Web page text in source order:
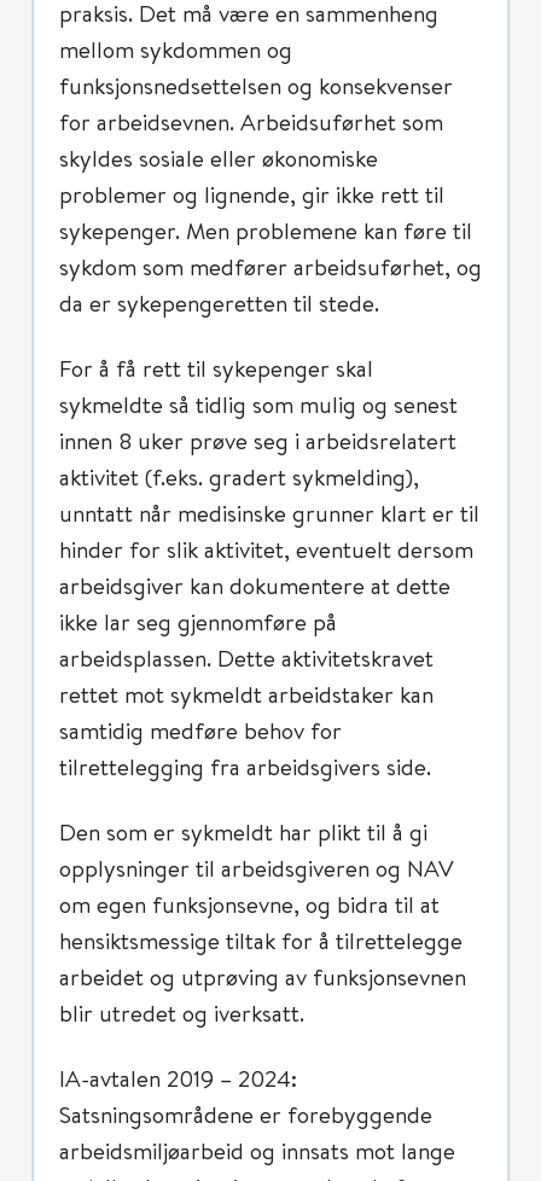
praksis. Det må være en sammenheng
mellom sykdommen og
funksjonsnedsettelsen og konsekvenser
for arbeidsevnen. Arbeidsuførhet som
skyldes sosiale eller økonomiske
problemer og lignende, gir ikke rett til
sykepenger. Men problemene kan føre til
sykdom som medfører arbeidsuførhet, og
da er sykepengeretten til stede.
For å få rett til sykepenger skal
sykmeldte så tidlig som mulig og senest
innen 8 uker prøve seg i arbeidsrelatert
aktivitet (f.eks. gradert sykmelding),
unntatt når medisinske grunner klart er til
hinder for slik aktivitet, eventuelt dersom
arbeidsgiver kan dokumentere at dette
ikke lar seg gjennomføre på
arbeidsplassen. Dette aktivitetskravet
rettet mot sykmeldt arbeidstaker kan
samtidig medføre behov for
tilrettelegging fra arbeidsgivers side.
Den som er sykmeldt har plikt til å gi
opplysninger til arbeidsgiveren og NAV
om egen funksjonsevne, og bidra til at
hensiktsmessige tiltak for å tilrettelegge
arbeidet og utprøving av funksjonsevnen
blir utredet og iverksatt.
IA-avtalen 2019 – 2024:
Satsningsområdene er forebyggende
arbeidsmiljøarbeid og innsats mot lange